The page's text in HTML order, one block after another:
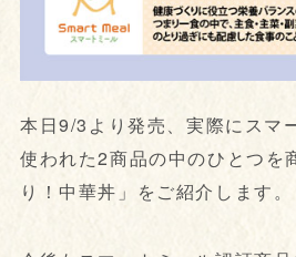
本日9/3より発売、実際にスマ
使われた2商品の中のひとつを
り！中華丼」をご紹介します。